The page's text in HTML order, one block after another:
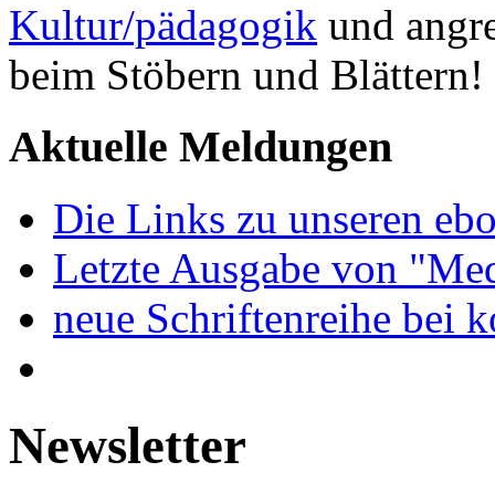
Kultur/pädagogik und
beim Stöbern und Blättern!
Aktuelle Meldungen
Die Links zu unseren
Letzte Ausgabe von
neue Schriftenreihe bei
Newsletter